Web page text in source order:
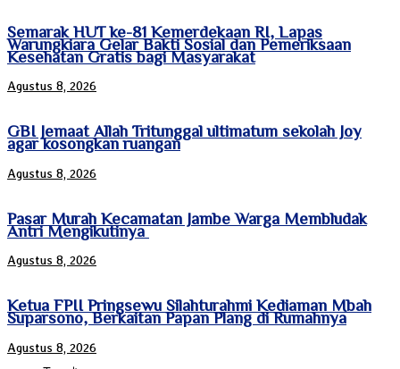
Semarak HUT ke-81 Kemerdekaan RI, Lapas
Warungkiara Gelar Bakti Sosial dan Pemeriksaan
Kesehatan Gratis bagi Masyarakat
Agustus 8, 2026
GBI Jemaat Allah Tritunggal ultimatum sekolah Joy
agar kosongkan ruangan
Agustus 8, 2026
Pasar Murah Kecamatan Jambe Warga Membludak
Antri Mengikutinya
Agustus 8, 2026
Ketua FPII Pringsewu Silahturahmi Kediaman Mbah
Suparsono, Berkaitan Papan Plang di Rumahnya
Agustus 8, 2026